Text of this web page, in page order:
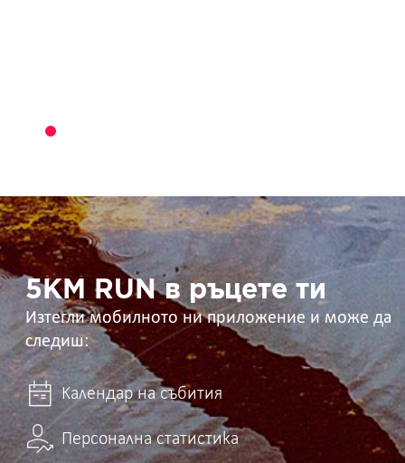
5KM
RUN
в
ръцете
ти 5KM RUN в ръцете ти
Изтегли мобилното ни приложение и може да
следиш:
Календар на събития
Персонална статистика